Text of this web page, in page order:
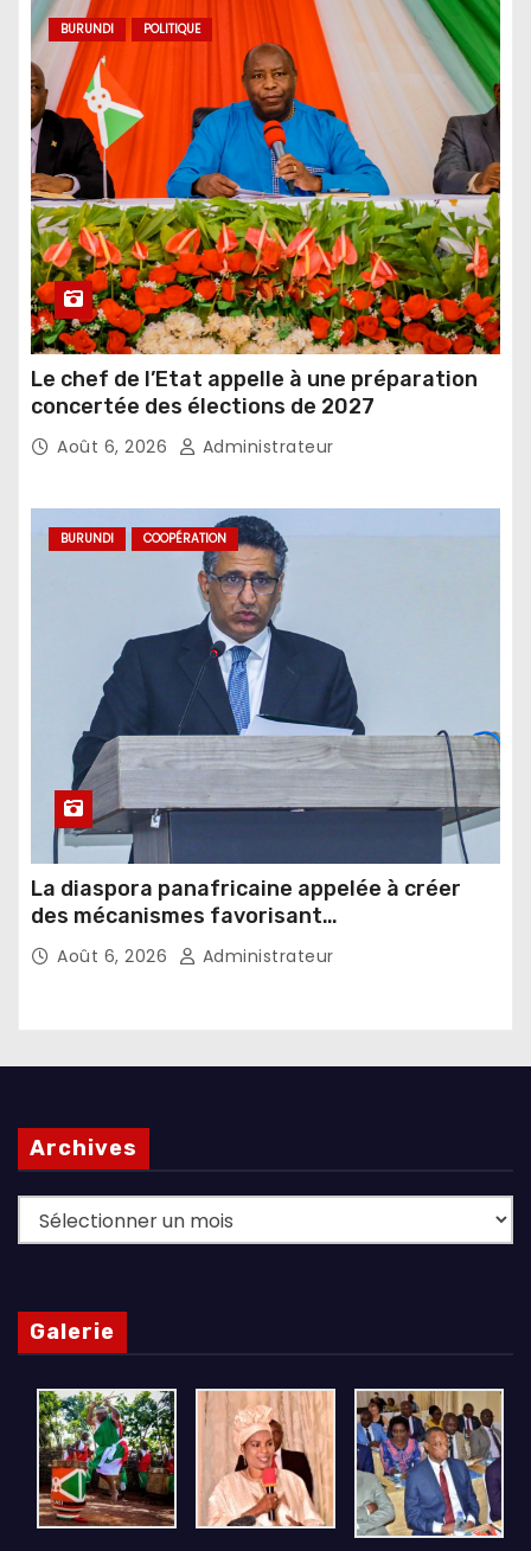
BURUNDI POLITIQUE
Le chef de l’Etat appelle à une préparation
concertée des élections de 2027
Août 6, 2026 Administrateur
BURUNDI COOPÉRATION
La diaspora panafricaine appelée à créer
des mécanismes favorisant
l’investissement dans les pays d’origine
Août 6, 2026 Administrateur
Archives
Archives
Galerie